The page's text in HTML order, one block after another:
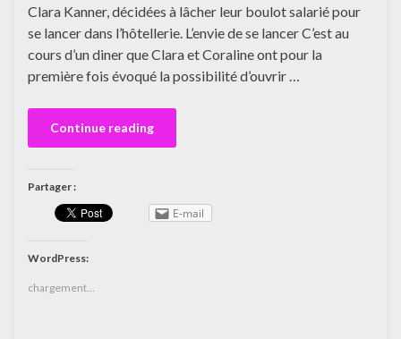
Clara Kanner, décidées à lâcher leur boulot salarié pour
se lancer dans l’hôtellerie. L’envie de se lancer C’est au
cours d’un diner que Clara et Coraline ont pour la
première fois évoqué la possibilité d’ouvrir …
Continue reading
Partager :
E-mail
WordPress:
chargement…